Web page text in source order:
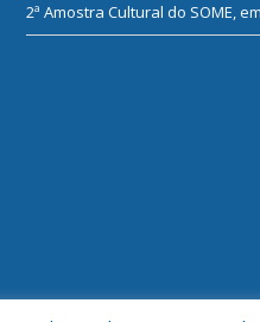
2ª Amostra Cultural do SOME,